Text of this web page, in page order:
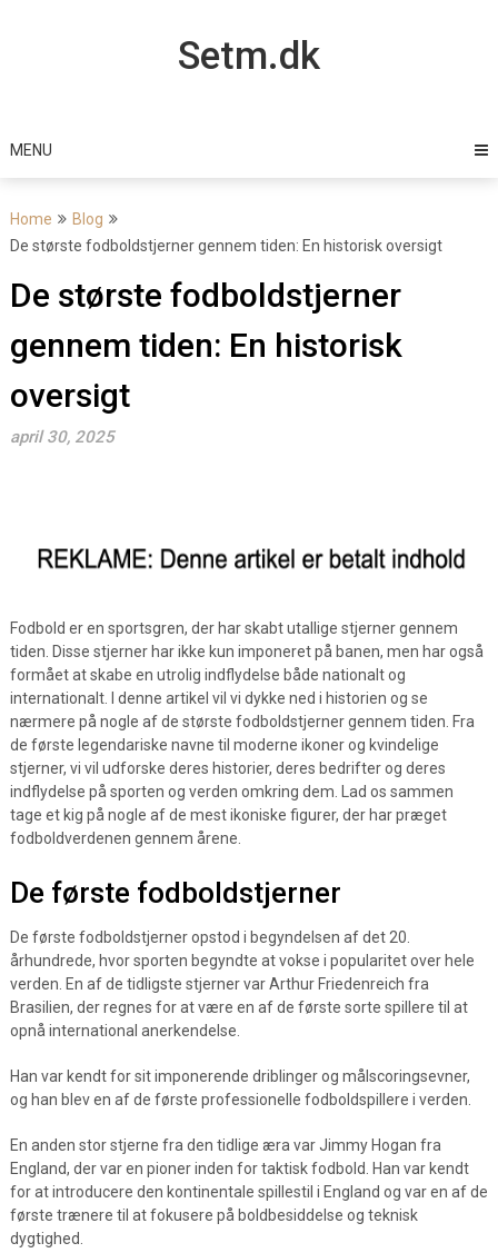
Setm.dk
MENU
Home
Blog
De største fodboldstjerner gennem tiden: En historisk oversigt
De største fodboldstjerner
gennem tiden: En historisk
oversigt
april 30, 2025
Fodbold er en sportsgren, der har skabt utallige stjerner gennem
tiden. Disse stjerner har ikke kun imponeret på banen, men har også
formået at skabe en utrolig indflydelse både nationalt og
internationalt. I denne artikel vil vi dykke ned i historien og se
nærmere på nogle af de største fodboldstjerner gennem tiden. Fra
de første legendariske navne til moderne ikoner og kvindelige
stjerner, vi vil udforske deres historier, deres bedrifter og deres
indflydelse på sporten og verden omkring dem. Lad os sammen
tage et kig på nogle af de mest ikoniske figurer, der har præget
fodboldverdenen gennem årene.
De første fodboldstjerner
De første fodboldstjerner opstod i begyndelsen af det 20.
århundrede, hvor sporten begyndte at vokse i popularitet over hele
verden. En af de tidligste stjerner var Arthur Friedenreich fra
Brasilien, der regnes for at være en af de første sorte spillere til at
opnå international anerkendelse.
Han var kendt for sit imponerende driblinger og målscoringsevner,
og han blev en af de første professionelle fodboldspillere i verden.
En anden stor stjerne fra den tidlige æra var Jimmy Hogan fra
England, der var en pioner inden for taktisk fodbold. Han var kendt
for at introducere den kontinentale spillestil i England og var en af de
første trænere til at fokusere på boldbesiddelse og teknisk
dygtighed.